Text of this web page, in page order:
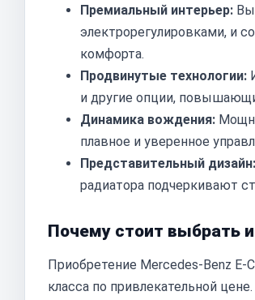
Премиальный интерьер:
электрорегулировками, и
комфорта.
Продвинутые технологии:
и другие опции,
Динамика вождения:
плавное и уверенное
Представительный дизайн:
радиатора подчеркивают
Почему стоит выбрать
Приобретение Mercedes-Benz
класса по привлекательной